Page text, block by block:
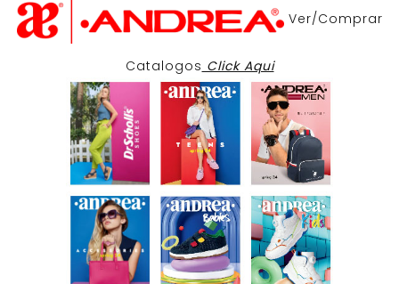
Ver/Comprar
Catalogos Click Aqui